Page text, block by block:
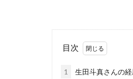
目次
1 生田斗真さんの